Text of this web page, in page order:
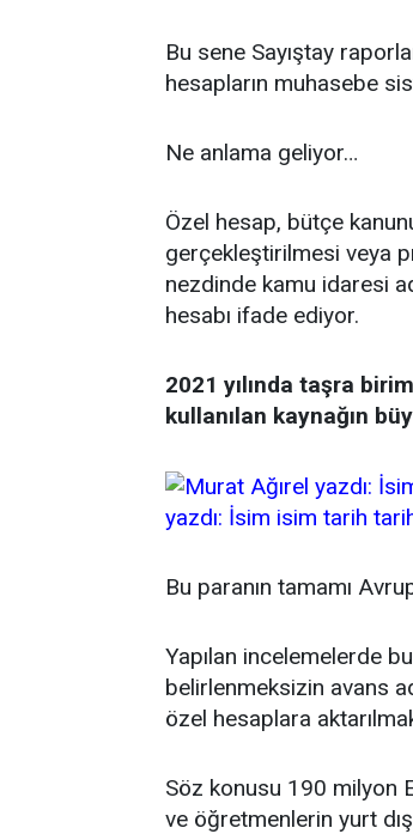
Bu sene Sayıştay
hesapların muhasebe
Ne anlama geliyor…
Özel hesap, bütçe
gerçekleştirilmesi veya
nezdinde kamu idaresi
hesabı ifade ediyor.
2021 yılında taşra
kullanılan kaynağın
yazdı: İsim isim tarih
Bu paranın tamamı
Yapılan incelemelerde
belirlenmeksizin avans
özel hesaplara
Söz konusu 190 milyon
ve öğretmenlerin yurt